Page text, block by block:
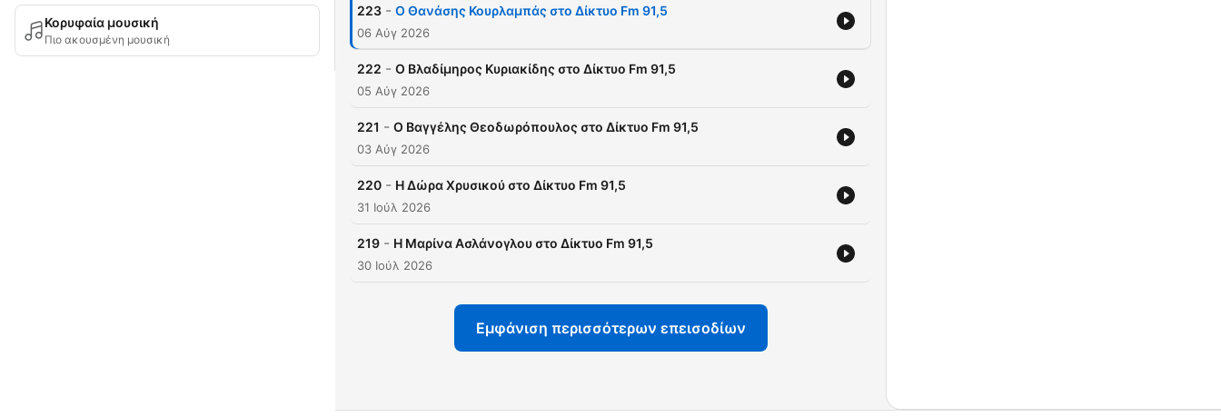
Κορυφαία μουσική
Πιο ακουσμένη μουσική
223 - Ο Θανάσης Κουρλαμπάς στο Δίκτυο Fm 91,5
06 Αύγ 2026
222 - O Βλαδίμηρος Κυριακίδης στο Δίκτυο Fm 91,5
05 Αύγ 2026
221 - Ο Βαγγέλης Θεοδωρόπουλος στο Δίκτυο Fm 91,5
03 Αύγ 2026
220 - H Δώρα Χρυσικού στο Δίκτυο Fm 91,5
31 Ιούλ 2026
219 - Η Μαρίνα Ασλάνογλου στο Δίκτυο Fm 91,5
30 Ιούλ 2026
Εμφάνιση περισσότερων επεισοδίων